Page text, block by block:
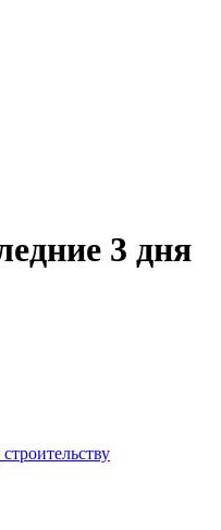
3 дня